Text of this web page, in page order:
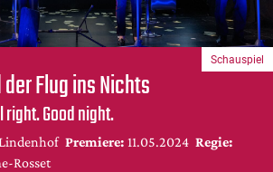
Flug ins Nichts
right. Good night.
Premiere: 11.05.2024 Regie:
Rosset
Schauspiel